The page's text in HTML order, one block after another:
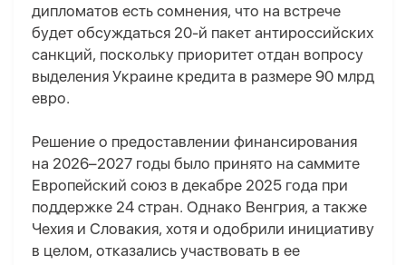
дипломатов есть сомнения, что на встрече
будет обсуждаться 20-й пакет антироссийских
санкций, поскольку приоритет отдан вопросу
выделения Украине кредита в размере 90 млрд
евро.
Решение о предоставлении финансирования
на 2026–2027 годы было принято на саммите
Европейский союз в декабре 2025 года при
поддержке 24 стран. Однако Венгрия, а также
Чехия и Словакия, хотя и одобрили инициативу
в целом, отказались участвовать в ее